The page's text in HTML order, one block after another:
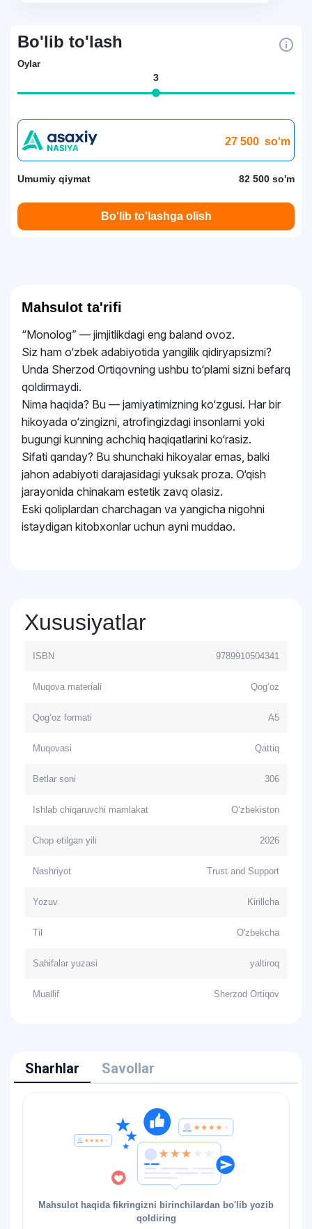
Bo'lib to'lash
Oylar
3
27 500 so'm
Umumiy qiymat 82 500 so'm
Bo'lib to'lashga olish
Mahsulot ta'rifi
“Monolog” — jimjitlikdagi eng baland ovoz.
Siz ham o‘zbek adabiyotida yangilik qidiryapsizmi?
Unda Sherzod Ortiqovning ushbu to‘plami sizni befarq
qoldirmaydi.
Nima haqida? Bu — jamiyatimizning ko‘zgusi. Har bir
hikoyada o‘zingizni, atrofingizdagi insonlarni yoki
bugungi kunning achchiq haqiqatlarini ko‘rasiz.
Sifati qanday? Bu shunchaki hikoyalar emas, balki
jahon adabiyoti darajasidagi yuksak proza. O‘qish
jarayonida chinakam estetik zavq olasiz.
Eski qoliplardan charchagan va yangicha nigohni
istaydigan kitobxonlar uchun ayni muddao.
Xususiyatlar
ISBN 9789910504341
Muqova materiali Qog‘oz
Qog‘oz formati A5
Muqovasi Qattiq
Betlar soni 306
Ishlab chiqaruvchi mamlakat O‘zbekiston
Chop etilgan yili 2026
Nashriyot Trust and Support
Yozuv Kirillcha
Til O'zbekcha
Sahifalar yuzasi yaltiroq
Muallif Sherzod Ortiqov
Sharhlar Savollar
Mahsulot haqida fikringizni birinchilardan bo'lib yozib
qoldiring